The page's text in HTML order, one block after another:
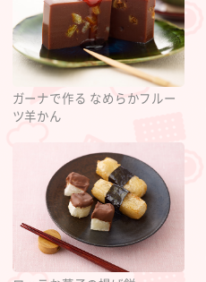
ガーナで作る なめらかフルー
ツ羊かん